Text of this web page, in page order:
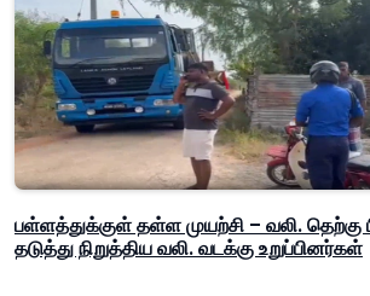
பள்ளத்துக்குள் தள்ள முயற்சி – வலி. தெற்கு
தடுத்து நிறுத்திய வலி. வடக்கு உறுப்பினர்கள்